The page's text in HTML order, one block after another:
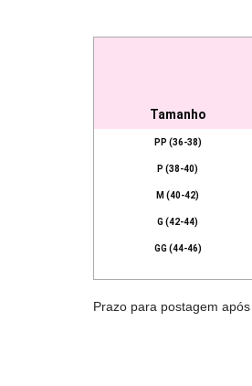
Tamanho
PP (36-38)
P (38-40)
M (40-42)
G (42-44)
GG (44-46)
Prazo para postagem